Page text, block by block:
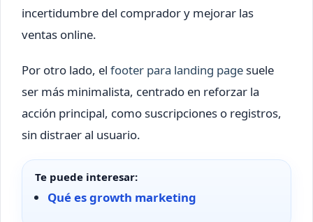
incertidumbre del comprador y mejorar las
ventas online.
Por otro lado, el footer para landing pagesuele
ser más minimalista, centrado en reforzar la
acción principal, como suscripciones o registros,
sin distraer al usuario.
Te puede interesar:
Qué es growth marketing